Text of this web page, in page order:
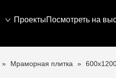
ПроектыПосмотреть на
» Мраморная плитка »